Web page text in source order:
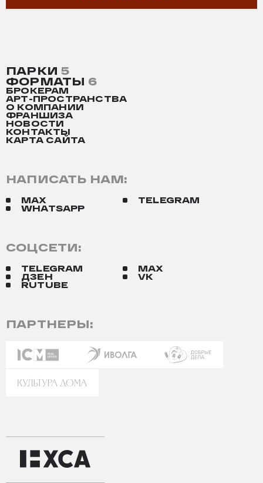
ПАРКИ 5
ФОРМАТЫ 6
БРОКЕРАМ
АРТ-ПРОСТРАНСТВА
О КОМПАНИИ
ФРАНШИЗА
НОВОСТИ
КОНТАКТЫ
КАРТА САЙТА
ПАРТНЕРЫ:
СОЦСЕТИ:
TELEGRAM
MAX
ДЗЕН
VK
RUTUBE
НАПИСАТЬ НАМ:
MAX
TELEGRAM
WHATSAPP